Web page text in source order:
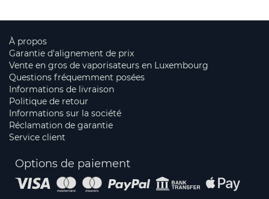
À propos
Garantie d'alignement de prix
Vente en gros de vaporisateurs en Luxembourg
Questions fréquemment posées
Informations de livraison
Politique de retour
Informations sur la société
Réclamation de garantie
Service client
Options de paiement